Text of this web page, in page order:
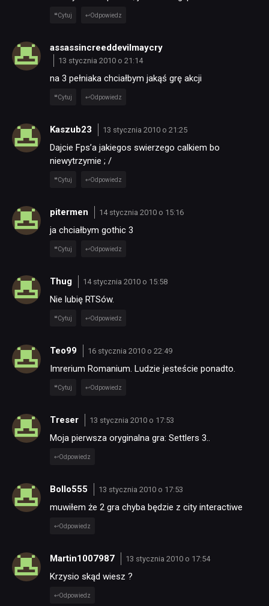
DYSKUSJE
SKLEP
Cytuj Odpowiedz
assassincreeddevilmaycry
13 stycznia 2010 o 21:14
na 3 pełniaka chciałbym jakąś grę akcji
Cytuj Odpowiedz
Kaszub23 13 stycznia 2010 o 21:25
Dajcie Fps’a jakiegos swierzego calkiem bo
niewytrzymie ; /
Cytuj Odpowiedz
pitermen 14 stycznia 2010 o 15:16
ja chciałbym gothic 3
Cytuj Odpowiedz
Thug 14 stycznia 2010 o 15:58
Nie lubię RTSów.
Cytuj Odpowiedz
Teo99 16 stycznia 2010 o 22:49
Imrerium Romanium. Ludzie jesteście ponadto.
Cytuj Odpowiedz
Treser 13 stycznia 2010 o 17:53
Moja pierwsza oryginalna gra: Settlers 3..
Odpowiedz
Bollo555 13 stycznia 2010 o 17:53
muwiłem że 2 gra chyba będzie z city interactiwe
Odpowiedz
Martin1007987 13 stycznia 2010 o 17:54
Krzysio skąd wiesz ?
Odpowiedz